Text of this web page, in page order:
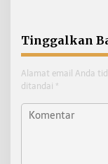
Tinggalkan
Alamat email Anda
ditandai *